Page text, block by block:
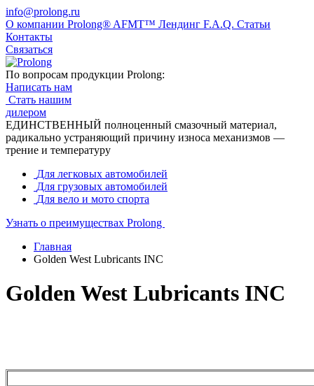
info@prolong.ru
О компании Prolong® AFMT™ Лендинг F.A.Q. Статьи
Контакты
Связаться
По вопросам продукции Prolong:
Написать нам
Стать нашим
дилером
ЕДИНСТВЕННЫЙ полноценный смазочный материал,
радикально устраняющий причину износа механизмов —
трение и температуру
Для легковых автомобилей
Для грузовых автомобилей
Для вело и мото спорта
Узнать о преимуществах Prolong
Главная
Golden West Lubricants INC
Golden West Lubricants INC